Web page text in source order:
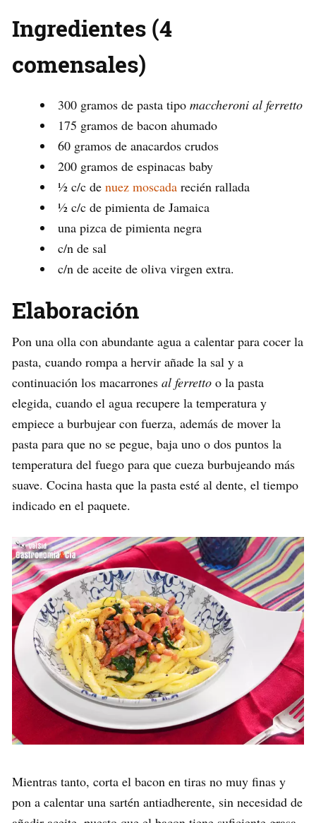
Ingredientes (4
comensales)
300 gramos de pasta tipo maccheroni al ferretto
175 gramos de bacon ahumado
60 gramos de anacardos crudos
200 gramos de espinacas baby
½ c/c de nuez moscada recién rallada
½ c/c de pimienta de Jamaica
una pizca de pimienta negra
c/n de sal
c/n de aceite de oliva virgen extra.
Elaboración
Pon una olla con abundante agua a calentar para cocer la
pasta, cuando rompa a hervir añade la sal y a
continuación los macarrones al ferretto o la pasta
elegida, cuando el agua recupere la temperatura y
empiece a burbujear con fuerza, además de mover la
pasta para que no se pegue, baja uno o dos puntos la
temperatura del fuego para que cueza burbujeando más
suave. Cocina hasta que la pasta esté al dente, el tiempo
indicado en el paquete.
Mientras tanto, corta el bacon en tiras no muy finas y
pon a calentar una sartén antiadherente, sin necesidad de